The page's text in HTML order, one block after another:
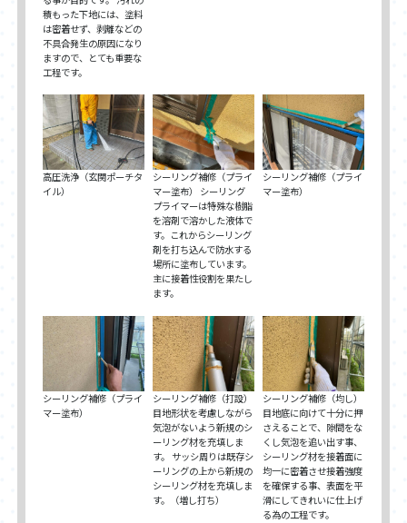
積もった下地には、塗料
は密着せず、剥離などの
不具合発生の原因になり
ますので、とても重要な
工程です。
高圧洗浄（玄関ポーチタ
イル）
シーリング補修（プライ
マー塗布） シーリング
プライマーは特殊な樹脂
を溶剤で溶かした液体で
す。これからシーリング
剤を打ち込んで防水する
場所に塗布しています。
主に接着性役割を果たし
ます。
シーリング補修（プライ
マー塗布）
シーリング補修（プライ
マー塗布）
シーリング補修（打設）
目地形状を考慮しながら
気泡がないよう新規のシ
ーリング材を充填しま
す。 サッシ周りは既存シ
ーリングの上から新規の
シーリング材を充填しま
す。（増し打ち）
シーリング補修（均し）
目地底に向けて十分に押
さえることで、隙間をな
くし気泡を追い出す事、
シーリング材を接着面に
均一に密着させ接着強度
を確保する事、表面を平
滑にしてきれいに仕上げ
る為の工程です。